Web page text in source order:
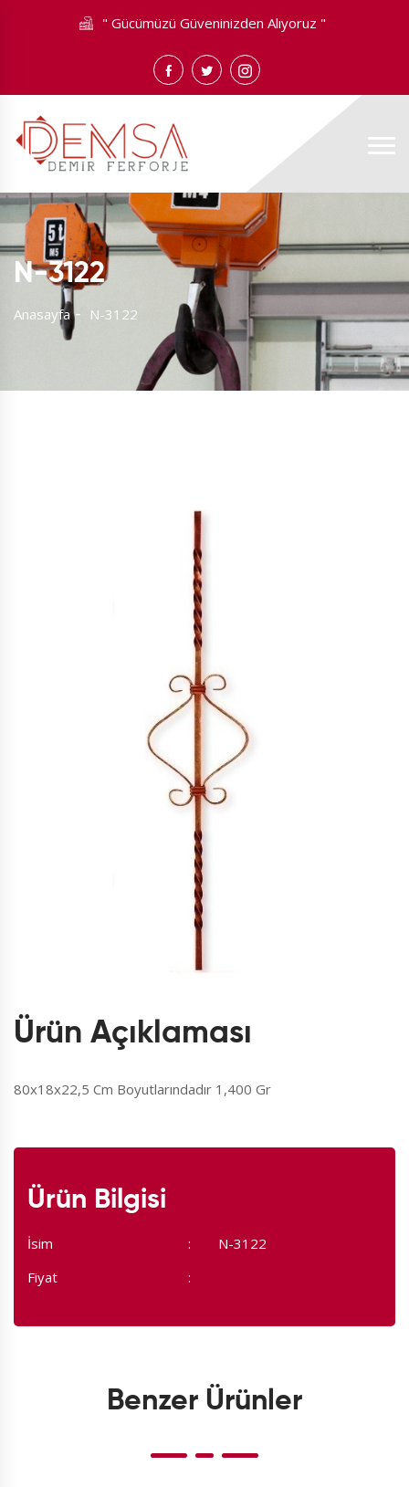
" Gücümüzü Güveninizden Alıyoruz "
N-3122
Anasayfa N-3122
Ürün Açıklaması
80x18x22,5 Cm Boyutlarındadır 1,400 Gr
Ürün Bilgisi
İsim
Fiyat
N-3122
Benzer Ürünler